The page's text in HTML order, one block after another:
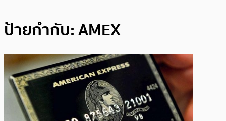
ป้ายกำกับ:AMEX